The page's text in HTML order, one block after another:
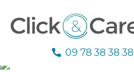
09 78 38 38 38